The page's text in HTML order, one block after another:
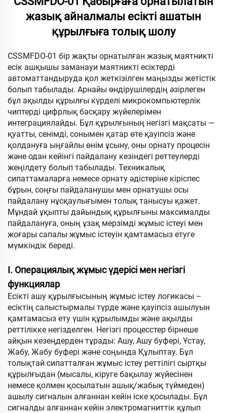
жазық айналмалы есікті ашатын
құрылғыға толық шолу
CSSMFDO-01 бір жақты орнатылған жазық маятникті
есік ашқышы заманауи маятникті есіктерді
автоматтандыруда қол жеткізілген маңызды жетістік
болып табылады. Арнайы өндірушілердің әзірлеген
бұл ақылды құрылғы күрделі микрокомпьютерлік
чиптерді цифрлық басқару жүйелерімен
интеграциялайды. Бұл құрылғының негізгі мақсаты —
қуатты, сенімді, сонымен қатар өте қауіпсіз және
қолдануға ыңғайлы өнім ұсыну, оны орнату процесін
және одан кейінгі пайдалану кезіндегі реттеулерді
жеңілдету болып табылады. Техникалық
сипаттамаларға немесе орнату әдістеріне кіріспес
бұрын, соңғы пайдаланушы мен орнатушы осы
пайдалану нұсқаулығымен толық танысуы қажет.
Мұндай ұқыпты дайындық құрылғыны максималды
пайдалануға, оның ұзақ мерзімді жұмыс істеуі мен
жоғары сапалы жұмыс істеуін қамтамасыз етуге
мүмкіндік береді.
I. Операциялық жұмыс үдерісі мен негізгі
функциялар
Есікті ашу құрылғысының жұмыс істеу логикасы –
есіктің салыстырмалы түрде және қауіпсіз ашылуын
қамтамасыз ету үшін құрылымды және ақылды
реттілікке негізделген. Негізгі процесстер бірнеше
айқын кезеңдерден тұрады: Ашу, Ашу буфері, Ұстау,
Жабу, Жабу буфері және соңында Құлыптау. Бұл
толықтай сипатталған жұмыс істеу реттілігі сыртқы
құрылғыдан (мысалы, кіруге бақылау жүйесінен
немесе қолмен қосылатын ашық/жабық түймеден)
ашылу сигналын алғаннан кейін іске қосылады. Бұл
сигналды алғаннан кейін электромагниттік құлып